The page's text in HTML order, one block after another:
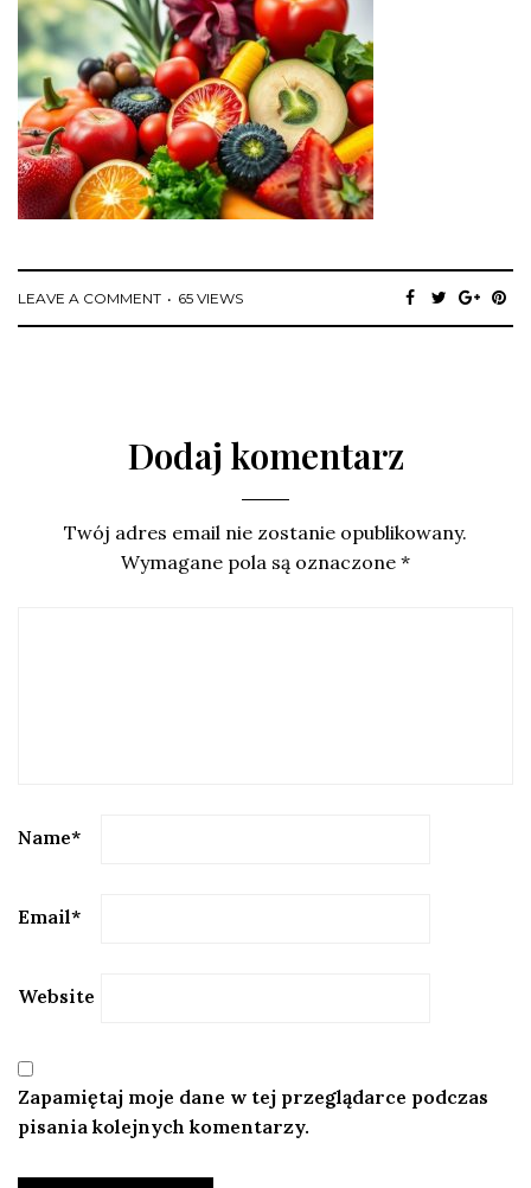
LEAVE A COMMENT 65 VIEWS
Dodaj komentarz
Twój adres email nie zostanie opublikowany.
Wymagane pola są oznaczone *
Name*
Email*
Website
Zapamiętaj moje dane w tej przeglądarce podczas
pisania kolejnych komentarzy.